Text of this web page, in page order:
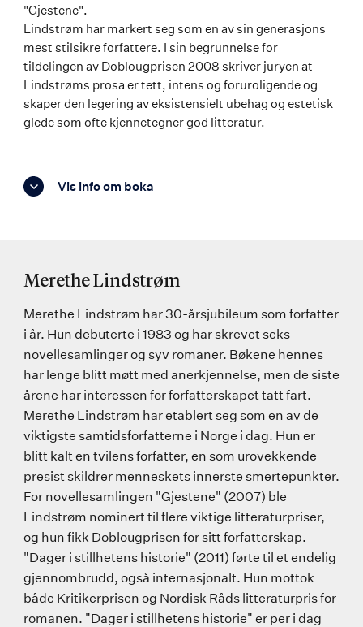
"Gjestene".
Lindstrøm har markert seg som en av sin generasjons
mest stilsikre forfattere. I sin begrunnelse for
tildelingen av Doblougprisen 2008 skriver juryen at
Lindstrøms prosa er tett, intens og foruroligende og
skaper den legering av eksistensielt ubehag og estetisk
glede som ofte kjennetegner god litteratur.
Vis info om boka
Merethe Lindstrøm
Merethe Lindstrøm har 30-årsjubileum som forfatter
i år. Hun debuterte i 1983 og har skrevet seks
novellesamlinger og syv romaner. Bøkene hennes
har lenge blitt møtt med anerkjennelse, men de siste
årene har interessen for forfatterskapet tatt fart.
Merethe Lindstrøm har etablert seg som en av de
viktigste samtidsforfatterne i Norge i dag. Hun er
blitt kalt en tvilens forfatter, en som urovekkende
presist skildrer menneskets innerste smertepunkter.
For novellesamlingen "Gjestene" (2007) ble
Lindstrøm nominert til flere viktige litteraturpriser,
og hun fikk Doblougprisen for sitt forfatterskap.
"Dager i stillhetens historie" (2011) førte til et endelig
gjennombrudd, også internasjonalt. Hun mottok
både Kritikerprisen og Nordisk Råds litteraturpris for
romanen. "Dager i stillhetens historie" er per i dag